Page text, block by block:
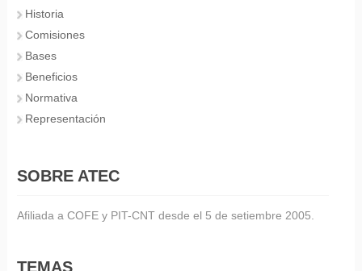
Historia
Comisiones
Bases
Beneficios
Normativa
Representación
SOBRE ATEC
Afiliada a COFE y PIT-CNT desde el 5 de setiembre 2005.
TEMAS